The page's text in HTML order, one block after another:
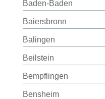
Baden-Baden
Baiersbronn
Balingen
Beilstein
Bempflingen
Bensheim